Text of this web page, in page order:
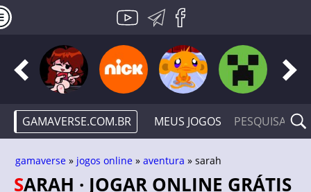
GAMAVERSE.COM.BR MEUS JOGOS
gamaverse » jogos online » aventura » sarah
SARAH · JOGAR ONLINE GRÁTIS